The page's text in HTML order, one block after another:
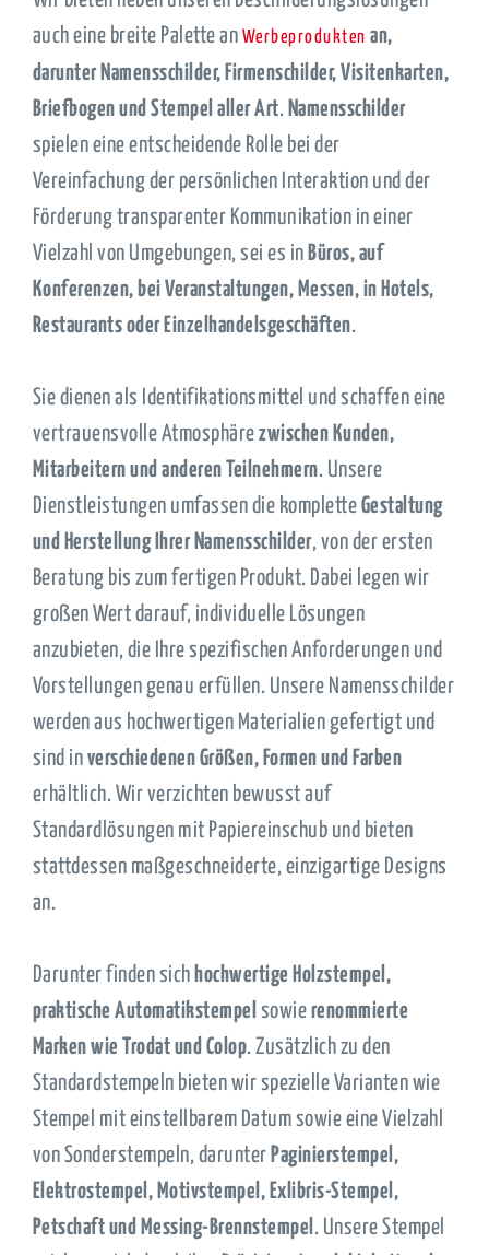
auch eine breite Palette an Werbeprodukten an,
darunter Namensschilder, Firmenschilder, Visitenkarten,
Briefbogen und Stempel aller Art. Namensschilder
spielen eine entscheidende Rolle bei der
Vereinfachung der persönlichen Interaktion und der
Förderung transparenter Kommunikation in einer
Vielzahl von Umgebungen, sei es in Büros, auf
Konferenzen, bei Veranstaltungen, Messen, in Hotels,
Restaurants oder Einzelhandelsgeschäften.
Sie dienen als Identifikationsmittel und schaffen eine
vertrauensvolle Atmosphärezwischen Kunden,
Mitarbeitern und anderen Teilnehmern. Unsere
Dienstleistungen umfassen die komplette Gestaltung
und Herstellung Ihrer Namensschilder, von der ersten
Beratung bis zum fertigen Produkt. Dabei legen wir
großen Wert darauf, individuelle Lösungen
anzubieten, die Ihre spezifischen Anforderungen und
Vorstellungen genau erfüllen. Unsere Namensschilder
werden aus hochwertigen Materialien gefertigt und
sind in verschiedenen Größen, Formen und Farben
erhältlich. Wir verzichten bewusst auf
Standardlösungen mit Papiereinschub und bieten
stattdessen maßgeschneiderte, einzigartige Designs
an.
Darunter finden sich hochwertige Holzstempel,
praktische Automatikstempel sowie renommierte
Marken wie Trodat und Colop. Zusätzlich zu den
Standardstempeln bieten wir spezielle Varianten wie
Stempel mit einstellbarem Datum sowie eine Vielzahl
von Sonderstempeln, darunter Paginierstempel,
Elektrostempel, Motivstempel, Exlibris-Stempel,
Petschaft und Messing-Brennstempel . Unsere Stempel